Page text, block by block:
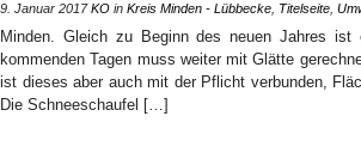
9. Januar 2017 KO in Kreis Minden - Lübbecke Titelseite
Minden. Gleich zu Beginn des neuen Jahres
kommenden Tagen muss weiter mit Glätte
ist dieses aber auch mit der Pflicht verbunden,
Die Schneeschaufel […]